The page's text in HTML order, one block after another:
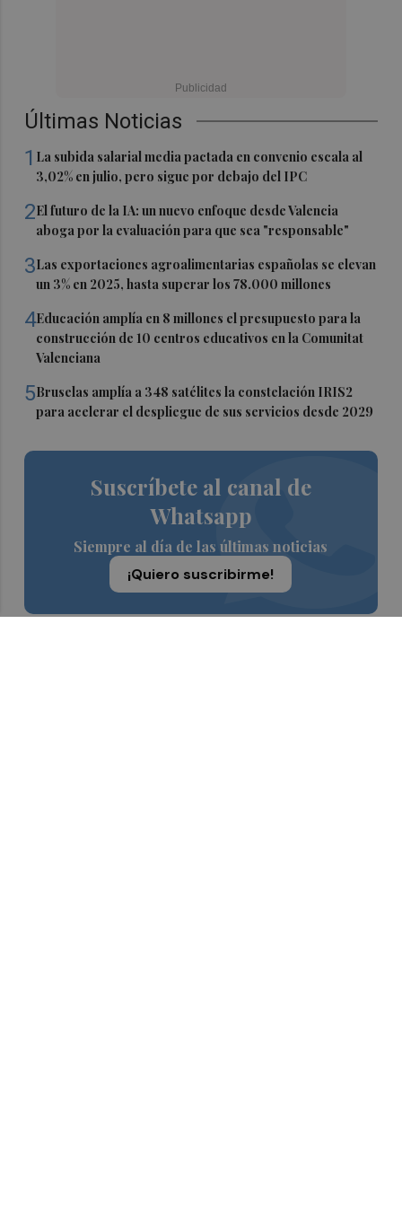
Últimas Noticias
1 La subida salarial media pactada en convenio escala al
3,02% en julio, pero sigue por debajo del IPC
2El futuro de la IA: un nuevo enfoque desde Valencia
aboga por la evaluación para que sea "responsable"
3Las exportaciones agroalimentarias españolas se elevan
un 3% en 2025, hasta superar los 78.000 millones
4Educación amplía en 8 millones el presupuesto para la
construcción de 10 centros educativos en la Comunitat
Valenciana
5Bruselas amplía a 348 satélites la constelación IRIS2
para acelerar el despliegue de sus servicios desde 2029
Suscríbete al canal de
Whatsapp
Siempre al día de las últimas noticias
¡Quiero suscribirme!